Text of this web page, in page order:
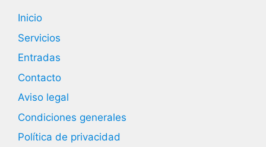
Inicio
Servicios
Entradas
Contacto
Aviso legal
Condiciones generales
Política de privacidad